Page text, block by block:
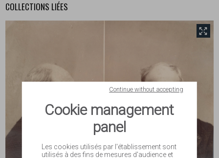
COLLECTIONS LIÉES
Cookie management
panel
Les cookies utilisés par l'établissement sont
utilisés à des fins de mesures d'audience et
Continue without accepting